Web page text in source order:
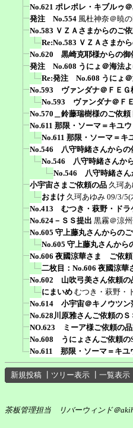
No.621 ポレポレ・キブルゥ
発注 No.554 風杜神奈＠暁
No.583 ＶＺＡさまからのご
Re:No.583 ＶＺＡさまか
No.620 黒崎克耶様からの御
発注 No.608 うにょ＠海法
Re:発注 No.608 うにょ
No.593 ヴァンダナ＠ＦＥＧ
No.593 ヴァンダナ＠Ｆ
No.570＿鈴藤瑞樹様のご依頼
No.611 那限・ソーマ＝キユ
No.611 那限・ソーマ＝キ
No.546 八守時緒さんからの
No.546 八守時緒さんか
No.546 八守時緒さん
小宇宙さまご依頼の品 久珂
おまけ 久珂あゆみ 09/3/5(
No.413 むつき・萩野・ドラ
No.624－ＳＳ提出 黒霧＠涼
No.605 守上藤丸さんからの
No.605 守上藤丸さんから
No.606 夜國涼華さま ご依頼
二枚目：No.606 夜國涼
No.602 山吹弓美さん依頼の
にまいめ むつき・萩野・
No.614 小宇宙＠キノウツン
No.628川原雅さんご依頼のＳ
NO.623 ミーア様ご依頼の品
No.608 うにょさんご依頼の
No.611 那限・ソーマ＝キユ
新規投稿 ツリー表示 一覧表示
茶板管理担当 リバーウィンド＠